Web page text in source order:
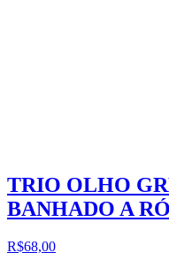
TRIO OLHO
BANHADO A
R$68,00